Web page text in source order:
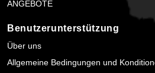
ANGEBOTE
Benutzerunterstützung
Über uns
Allgemeine Bedingungen und